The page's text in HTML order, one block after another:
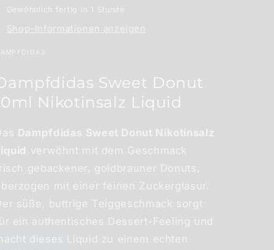
Gewöhnlich fertig in 1 Stunde
Shop-Informationen anzeigen
Sweet Donut
Nikotinsalz Liquid
Dampfdidas Sweet Donut Nikotinsalz
verwöhnt mit dem Geschmack
gebackener, goldbrauner Donuts,
mit einer feinen Zuckerglasur.
süße, buttrige Teiggeschmack sorgt
ein authentisches Dessert-Feeling und
dieses Liquid zu einem echten